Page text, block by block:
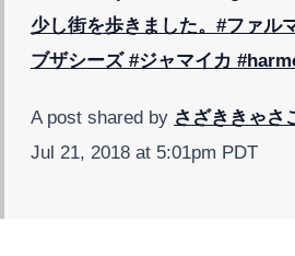
少し街を歩きました。#ファル
ブザシーズ #ジャマイカ
A post shared by さざききゃさ
Jul 21, 2018 at 5:01pm PDT